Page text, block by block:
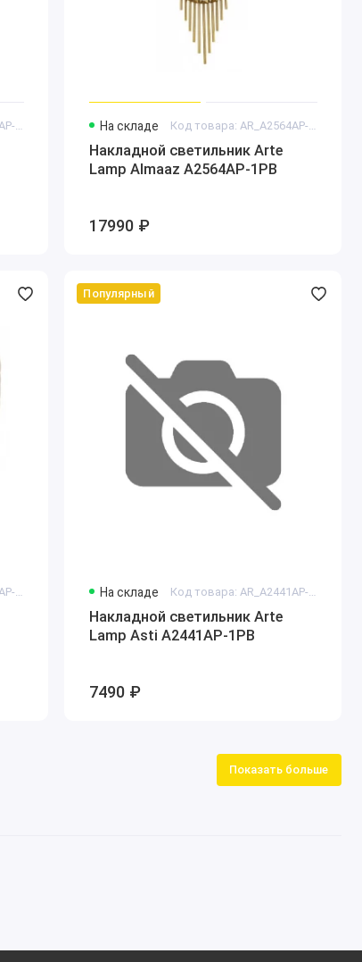
Код товара: AR_A2563AP-1PB На складе Код товара: AR_A2564AP-1PB
Накладной светильник Arte
Lamp Almaaz A2564AP-1PB
17990 ₽
Код товара: AR_A1008AP-2GO
Популярный
На складе Код товара: AR_A2441AP-1PB
Накладной светильник Arte
Lamp Asti A2441AP-1PB
7490 ₽
Показать больше